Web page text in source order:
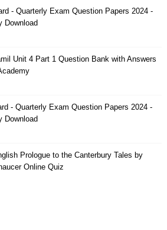
- Quarterly Exam Question Papers 2024 -
Download
Unit 4 Part 1 Question Bank with Answers
- Quarterly Exam Question Papers 2024 -
Download
Prologue to the Canterbury Tales by
Online Quiz